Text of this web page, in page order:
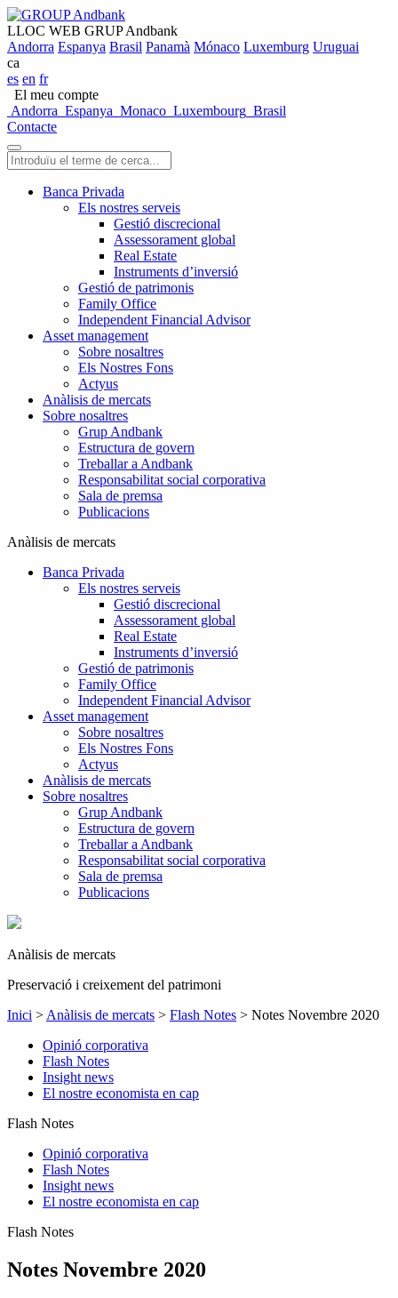
LLOC WEB GRUP Andbank
Andorra Espanya Brasil Panamà Mónaco Luxemburg Uruguai
ca
es en fr
El meu compte
Andorra Espanya Monaco Luxembourg Brasil
Contacte
Banca Privada
Els nostres serveis
Gestió discrecional
Assessorament global
Real Estate
Instruments d’inversió
Gestió de patrimonis
Family Office
Independent Financial Advisor
Asset management
Sobre nosaltres
Els Nostres Fons
Actyus
Anàlisis de mercats
Sobre nosaltres
Grup Andbank
Estructura de govern
Treballar a Andbank
Responsabilitat social corporativa
Sala de premsa
Publicacions
Anàlisis de mercats
Banca Privada
Els nostres serveis
Gestió discrecional
Assessorament global
Real Estate
Instruments d’inversió
Gestió de patrimonis
Family Office
Independent Financial Advisor
Asset management
Sobre nosaltres
Els Nostres Fons
Actyus
Anàlisis de mercats
Sobre nosaltres
Grup Andbank
Estructura de govern
Treballar a Andbank
Responsabilitat social corporativa
Sala de premsa
Publicacions
Anàlisis de mercats
Preservació i creixement del patrimoni
Inici > Anàlisis de mercats > Flash Notes > Notes Novembre 2020
Opinió corporativa
Flash Notes
Insight news
El nostre economista en cap
Flash Notes
Opinió corporativa
Flash Notes
Insight news
El nostre economista en cap
Flash Notes
Notes Novembre 2020